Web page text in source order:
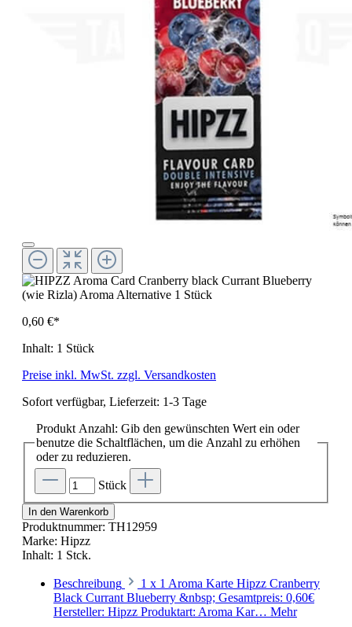
0,60 €*
Inhalt: 1 Stück
Preise inkl. MwSt. zzgl. Versandkosten
Sofort verfügbar, Lieferzeit: 1-3 Tage
Produkt Anzahl: Gib den gewünschten Wert ein oder
benutze die Schaltflächen, um die Anzahl zu erhöhen
oder zu reduzieren.
Stück
In den Warenkorb
Produktnummer: TH12959
Marke: Hipzz
Inhalt: 1 Stck.
Beschreibung
1 x 1 Aroma Karte Hipzz Cranberry
Black Currant Blueberry &nbsp; Gesamtpreis: 0,60€
Hersteller: Hipzz Produktart: Aroma Kar… Mehr